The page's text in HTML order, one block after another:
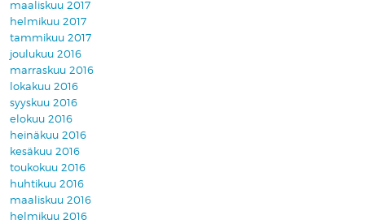
maaliskuu 2017
helmikuu 2017
tammikuu 2017
joulukuu 2016
marraskuu 2016
lokakuu 2016
syyskuu 2016
elokuu 2016
heinäkuu 2016
kesäkuu 2016
toukokuu 2016
huhtikuu 2016
maaliskuu 2016
helmikuu 2016